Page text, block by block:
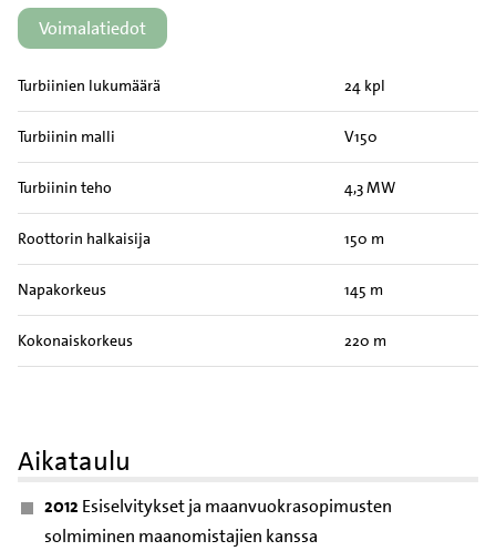
Voimalatiedot
Turbiinien lukumäärä 24 kpl
Turbiinin malli V150
Turbiinin teho 4,3 MW
Roottorin halkaisija 150 m
Napakorkeus 145 m
Kokonaiskorkeus 220 m
Aikataulu
2012 Esiselvitykset ja maanvuokrasopimusten
solmiminen maanomistajien kanssa